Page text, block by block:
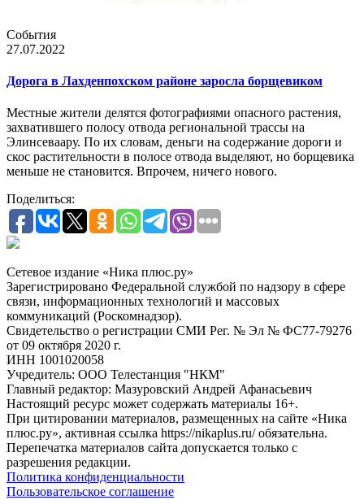
События
27.07.2022
Дорога в Лахденпохском районе заросла борщевиком
Местные жители делятся фотографиями опасного растения,
захватившего полосу отвода региональной трассы на
Элинсеваару. По их словам, деньги на содержание дороги и
скос растительности в полосе отвода выделяют, но борщевика
меньше не становится. Впрочем, ничего нового.
Поделиться:
Сетевое издание «Ника плюс.ру»
Зарегистрировано Федеральной службой по надзору в сфере
связи, информационных технологий и массовых
коммуникаций (Роскомнадзор).
Свидетельство о регистрации СМИ Рег. № Эл № ФС77-79276
от 09 октября 2020 г.
ИНН 1001020058
Учредитель: ООО Телестанция "НКМ"
Главный редактор: Мазуровский Андрей Афанасьевич
Настоящий ресурс может содержать материалы 16+.
При цитировании материалов, размещенных на сайте «Ника
плюс.ру», активная ссылка https://nikaplus.ru/ обязательна.
Перепечатка материалов сайта допускается только с
разрешения редакции.
Политика конфиденциальности
Пользовательское соглашение